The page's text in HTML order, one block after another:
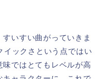
いすい曲がっていきま
ックさという点ではい
ではとてもレベルが高